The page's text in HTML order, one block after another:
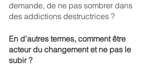
demande, de ne pas sombrer dans
des addictions destructrices ?
En d’autres termes, comment être
acteur du changement et ne pas le
subir ?